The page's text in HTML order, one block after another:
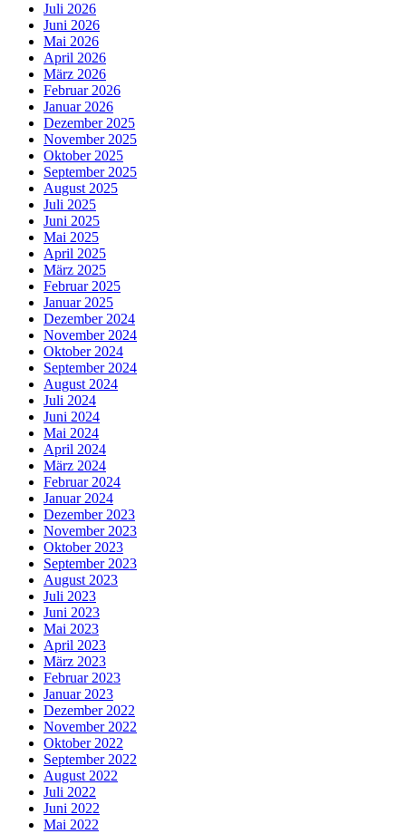
Juli 2026
Juni 2026
Mai 2026
April 2026
März 2026
Februar 2026
Januar 2026
Dezember 2025
November 2025
Oktober 2025
September 2025
August 2025
Juli 2025
Juni 2025
Mai 2025
April 2025
März 2025
Februar 2025
Januar 2025
Dezember 2024
November 2024
Oktober 2024
September 2024
August 2024
Juli 2024
Juni 2024
Mai 2024
April 2024
März 2024
Februar 2024
Januar 2024
Dezember 2023
November 2023
Oktober 2023
September 2023
August 2023
Juli 2023
Juni 2023
Mai 2023
April 2023
März 2023
Februar 2023
Januar 2023
Dezember 2022
November 2022
Oktober 2022
September 2022
August 2022
Juli 2022
Juni 2022
Mai 2022